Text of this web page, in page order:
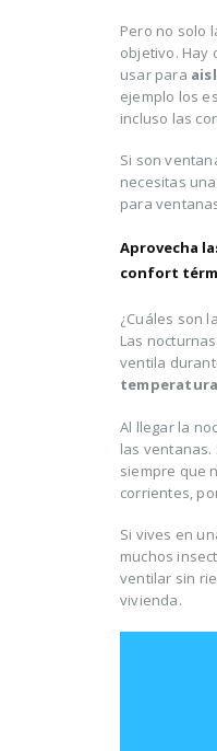
Pero no solo
objetivo. Hay
usar para
ejemplo los
incluso las
Si son
necesitas
para
Aprovecha
confort
¿Cuáles son
Las
ventila
Al llegar la
las ventanas.
siempre que
corrientes,
Si vives en
muchos
ventilar sin
vivienda.